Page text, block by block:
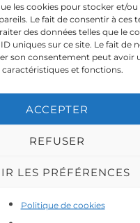
les cookies pour stocker et/ou
Le fait de consentir à ces
des données telles que le
uniques sur ce site. Le fait de
son consentement peut avoir
et fonctions.
ACCEPTER
REFUSER
LES PRÉFÉRENCES
Politique de cookies
Pile-Sainte-Élisabeth